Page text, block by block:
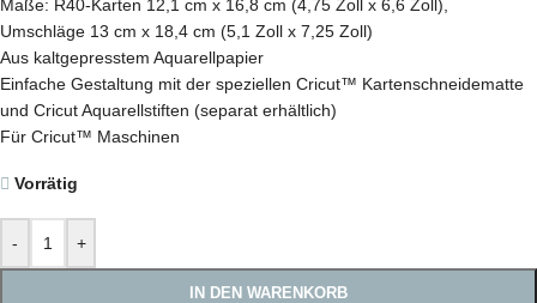
Maße: R40-Karten 12,1 cm x 16,8 cm (4,75 Zoll x 6,6 Zoll),
Umschläge 13 cm x 18,4 cm (5,1 Zoll x 7,25 Zoll)
Aus kaltgepresstem Aquarellpapier
Einfache Gestaltung mit der speziellen Cricut™ Kartenschneidematte
und Cricut Aquarellstiften (separat erhältlich)
Für Cricut™ Maschinen
Vorrätig
- +
IN DEN WARENKORB